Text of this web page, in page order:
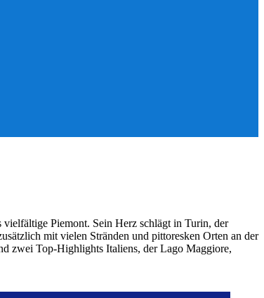
Piemont. Sein Herz schlägt in Turin, der
mit vielen Stränden und pittoresken Orten an der
zwei Top-Highlights Italiens, der Lago Maggiore,